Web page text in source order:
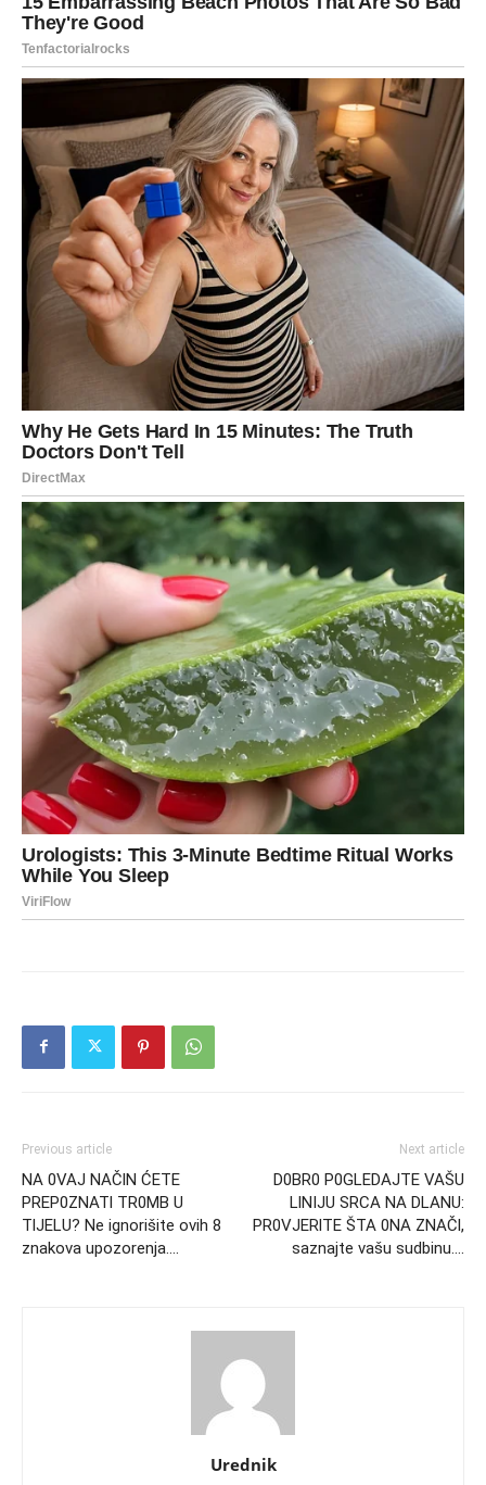
Previous article
NA 0VAJ NAČlN ĆETE
PREP0ZNATl TR0MB U
TlJELU? Ne ignorišite ovih 8
znakova upozorenja….
Next article
D0BR0 P0GLEDAJTE VAŠU
LlNIJU SRCA NA DLANU:
PR0VJERlTE ŠTA 0NA ZNAČl,
saznajte vašu sudbinu….
Urednik